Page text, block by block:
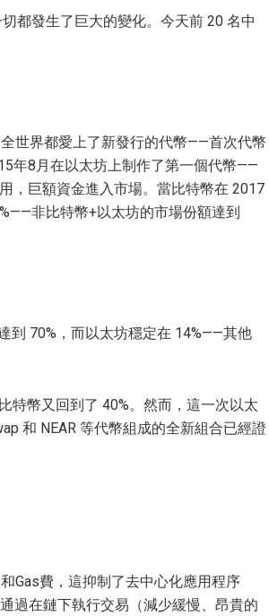
都發生了巨大的變化。今天前 20 名中
世界都愛上了新發行的代幣——首次代幣
年8月在以太坊上制作了第一個代幣——
，巨額資金進入市場。當比特幣在 2017
非比特幣+以太坊的市場份額達到
到 70%，而以太坊穩定在 14%——其他
特幣又回到了 40%。然而，這一次以太
和 NEAR 等代幣組成的全新組合已經證
Gas費，這抑制了去中心化應用程序
過在鏈下執行交易（減少緩慢、昂貴的